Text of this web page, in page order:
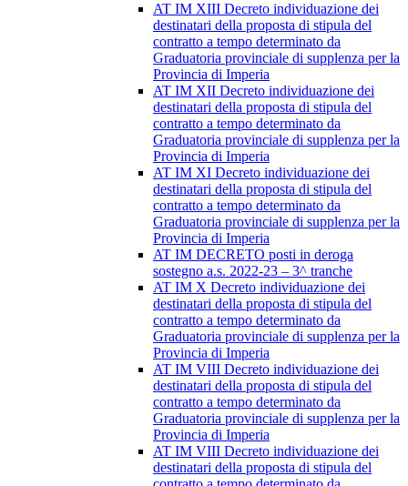
AT IM XIII Decreto individuazione dei
destinatari della proposta di stipula del
contratto a tempo determinato da
Graduatoria provinciale di supplenza per la
Provincia di Imperia
AT IM XII Decreto individuazione dei
destinatari della proposta di stipula del
contratto a tempo determinato da
Graduatoria provinciale di supplenza per la
Provincia di Imperia
AT IM XI Decreto individuazione dei
destinatari della proposta di stipula del
contratto a tempo determinato da
Graduatoria provinciale di supplenza per la
Provincia di Imperia
AT IM DECRETO posti in deroga
sostegno a.s. 2022-23 – 3^ tranche
AT IM X Decreto individuazione dei
destinatari della proposta di stipula del
contratto a tempo determinato da
Graduatoria provinciale di supplenza per la
Provincia di Imperia
AT IM VIII Decreto individuazione dei
destinatari della proposta di stipula del
contratto a tempo determinato da
Graduatoria provinciale di supplenza per la
Provincia di Imperia
AT IM VIII Decreto individuazione dei
destinatari della proposta di stipula del